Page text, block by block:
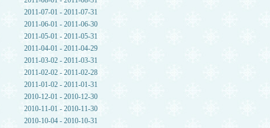
2011-07-01 - 2011-07-31
2011-06-01 - 2011-06-30
2011-05-01 - 2011-05-31
2011-04-01 - 2011-04-29
2011-03-02 - 2011-03-31
2011-02-02 - 2011-02-28
2011-01-02 - 2011-01-31
2010-12-01 - 2010-12-30
2010-11-01 - 2010-11-30
2010-10-04 - 2010-10-31